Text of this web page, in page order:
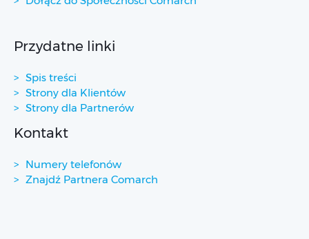
Przydatne linki
Spis treści
Strony dla Klientów
Strony dla Partnerów
Kontakt
Numery telefonów
Znajdź Partnera Comarch